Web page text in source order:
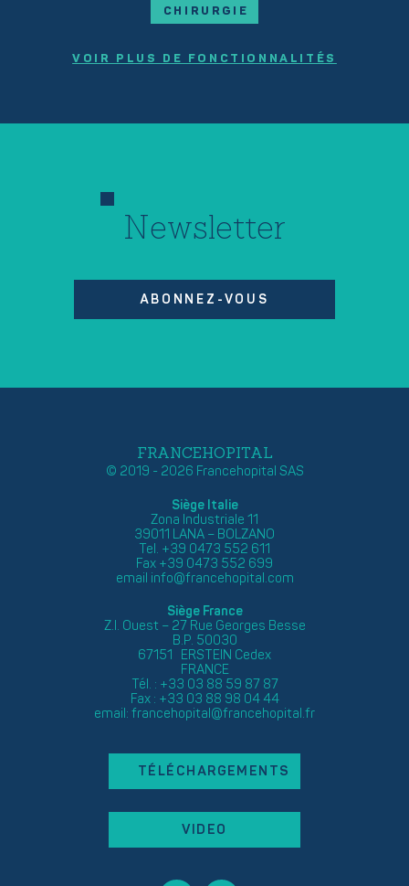
CHIRURGIE
VOIR PLUS DE FONCTIONNALITÉS
Newsletter
ABONNEZ-VOUS
FRANCEHOPITAL
© 2019 - 2026 Francehopital SAS
Siège Italie
Zona Industriale 11
39011 LANA – BOLZANO
Tel. +39 0473 552 611
Fax +39 0473 552 699
email info@francehopital.com
Siège France
Z.I. Ouest – 27 Rue Georges Besse
B.P. 50030
67151 ERSTEIN Cedex
FRANCE
Tél. : +33 03 88 59 87 87
Fax : +33 03 88 98 04 44
email: francehopital@francehopital.fr
TÉLÉCHARGEMENTS
VIDEO